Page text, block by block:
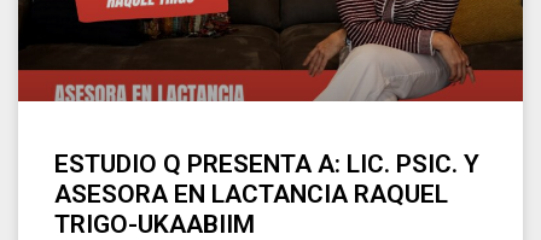
ESTUDIO Q PRESENTA A: LIC. PSIC. Y
ASESORA EN LACTANCIA RAQUEL
TRIGO-UKAABIIM